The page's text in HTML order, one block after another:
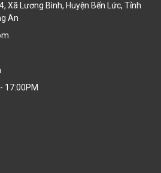
Xã Lương Bình, Huyện Bến Lức, Tỉnh
An
17:00PM